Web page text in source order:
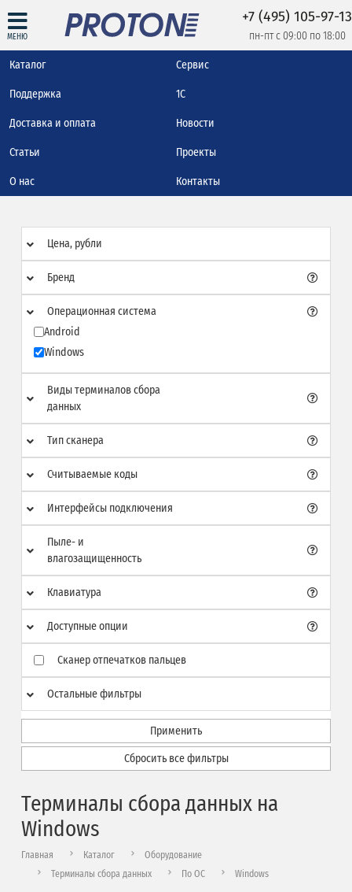
МЕНЮ
+7 (495) 105-97-13
пн-пт с 09:00 по 18:00
Каталог Сервис
Поддержка 1С
Доставка и оплата Новости
Статьи Проекты
О нас Контакты
Цена, рубли
Бренд
Операционная система
Android
Windows
Виды терминалов сбора
данных
Тип сканера
Считываемые коды
Интерфейсы подключения
Пыле- и
влагозащищенность
Клавиатура
Доступные опции
Сканер отпечатков пальцев
Остальные фильтры
Применить
Сбросить все фильтры
Терминалы сбора данных на
Windows
Главная Каталог
Оборудование
Терминалы сбора данных
По ОС Windows